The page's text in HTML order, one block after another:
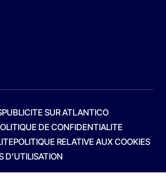
PUBLICITE SUR ATLANTICO
DE CONFIDENTIALITE
POLITIQUE RELATIVE AUX COOKIES
D’UTILISATION